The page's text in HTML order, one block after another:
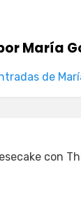
María
de
con